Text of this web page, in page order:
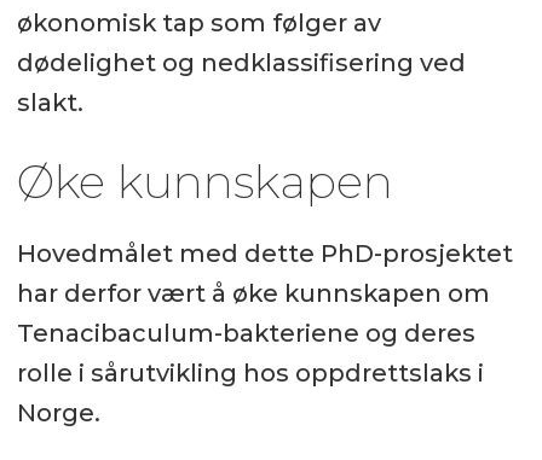
økonomisk tap som følger av
dødelighet og nedklassifisering ved
slakt.
Øke kunnskapen
Hovedmålet med dette PhD-prosjektet
har derfor vært å øke kunnskapen om
Tenacibaculum-bakteriene og deres
rolle i sårutvikling hos oppdrettslaks i
Norge.